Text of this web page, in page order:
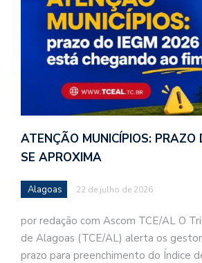
ATENÇÃO MUNICÍPIOS: PRAZO
SE APROXIMA
Alagoas 22 de julho de 2026
por redação com Ascom TCE/AL O
de Alagoas (TCE/AL) alerta os
prazo para preenchimento do Índice